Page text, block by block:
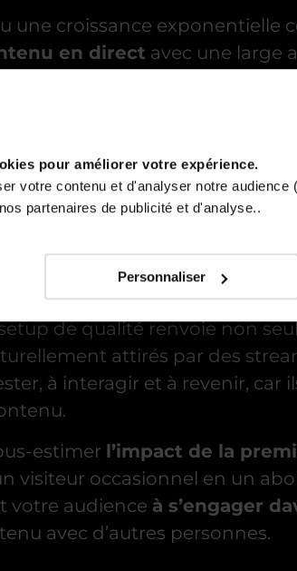
pour améliorer votre expérience.
votre contenu et d'analyser notre audience (
partenaires de publicité et d'analyse..
Personnaliser
une croissance exponentielle
en direct avec une large
vos activités et votre
spectateurs.
se résume pas simplement à
captivera votre audiencedès
est féroce, se démarquer est
de qualité renvoie non
attirés par des
à interagir et à revenir,
estimer l’impact de la
visiteur occasionnel en un
votre audience à s’engager
avec d’autres personnes.